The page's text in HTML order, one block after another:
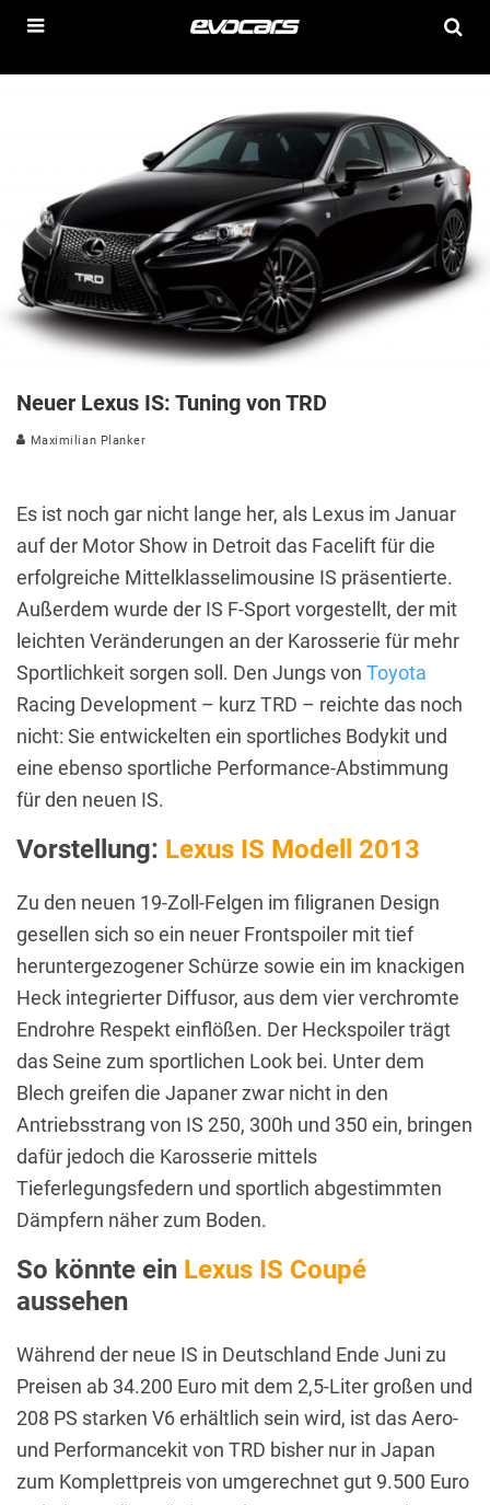
Neuer Lexus IS: Tuning von TRD
Maximilian Planker
Es ist noch gar nicht lange her, als Lexus im Januar
auf der Motor Show in Detroit das Facelift für die
erfolgreiche Mittelklasselimousine IS präsentierte.
Außerdem wurde der IS F-Sport vorgestellt, der mit
leichten Veränderungen an der Karosserie für mehr
Sportlichkeit sorgen soll. Den Jungs von Toyota
Racing Development – kurz TRD – reichte das noch
nicht: Sie entwickelten ein sportliches Bodykit und
eine ebenso sportliche Performance-Abstimmung
für den neuen IS.
Vorstellung: Lexus IS Modell 2013
Zu den neuen 19-Zoll-Felgen im filigranen Design
gesellen sich so ein neuer Frontspoiler mit tief
heruntergezogener Schürze sowie ein im knackigen
Heck integrierter Diffusor, aus dem vier verchromte
Endrohre Respekt einflößen. Der Heckspoiler trägt
das Seine zum sportlichen Look bei. Unter dem
Blech greifen die Japaner zwar nicht in den
Antriebsstrang von IS 250, 300h und 350 ein, bringen
dafür jedoch die Karosserie mittels
Tieferlegungsfedern und sportlich abgestimmten
Dämpfern näher zum Boden.
So könnte ein Lexus IS Coupé
aussehen
Während der neue IS in Deutschland Ende Juni zu
Preisen ab 34.200 Euro mit dem 2,5-Liter großen und
208 PS starken V6 erhältlich sein wird, ist das Aero-
und Performancekit von TRD bisher nur in Japan
zum Komplettpreis von umgerechnet gut 9.500 Euro